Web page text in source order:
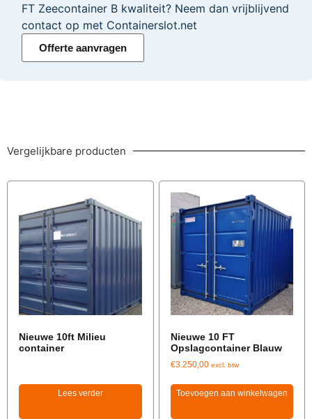
FT Zeecontainer B kwaliteit? Neem dan vrijblijvend
contact op met Containerslot.net
Offerte aanvragen
Vergelijkbare producten
Nieuwe 10ft Milieu
container
Lees verder
Nieuwe 10 FT
Opslagcontainer Blauw
€3.250,00 excl. btw
Toevoegen aan winkelwagen